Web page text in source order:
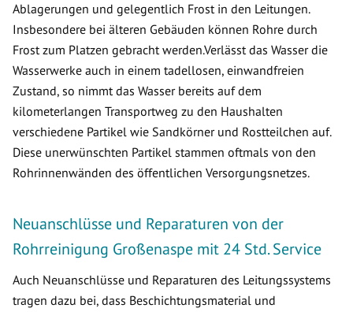
Ablagerungen und gelegentlich Frost in den Leitungen.
Insbesondere bei älteren Gebäuden können Rohre durch
Frost zum Platzen gebracht werden.Verlässt das Wasser die
Wasserwerke auch in einem tadellosen, einwandfreien
Zustand, so nimmt das Wasser bereits auf dem
kilometerlangen Transportweg zu den Haushalten
verschiedene Partikel wie Sandkörner und Rostteilchen auf.
Diese unerwünschten Partikel stammen oftmals von den
Rohrinnenwänden des öffentlichen Versorgungsnetzes.
Neuanschlüsse und Reparaturen von der
Rohrreinigung Großenaspe mit 24 Std. Service
Auch Neuanschlüsse und Reparaturen des Leitungssystems
tragen dazu bei, dass Beschichtungsmaterial und